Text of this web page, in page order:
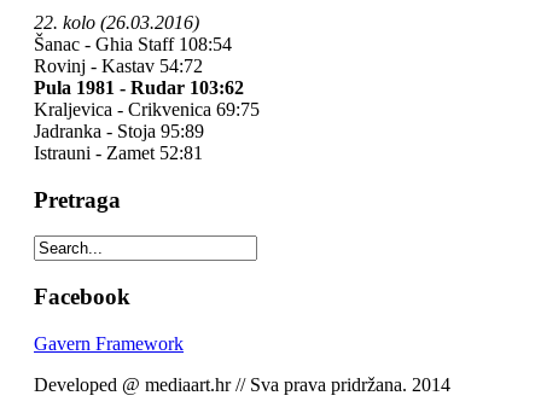
22. kolo (26.03.2016)
Šanac - Ghia Staff 108:54
Rovinj - Kastav 54:72
Pula 1981 - Rudar 103:62
Kraljevica - Crikvenica 69:75
Jadranka - Stoja 95:89
Istrauni - Zamet 52:81
Pretraga
Facebook
Gavern Framework
Developed @ mediaart.hr // Sva prava pridržana. 2014